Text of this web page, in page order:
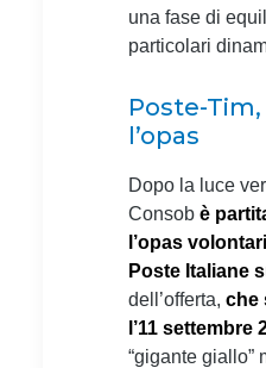
una fase di
particolari
Poste-
l’opas
Dopo la luce
Consob è
l’opas
Poste Italiane
dell’offerta, che
l’11 settembre
“gigante giallo”